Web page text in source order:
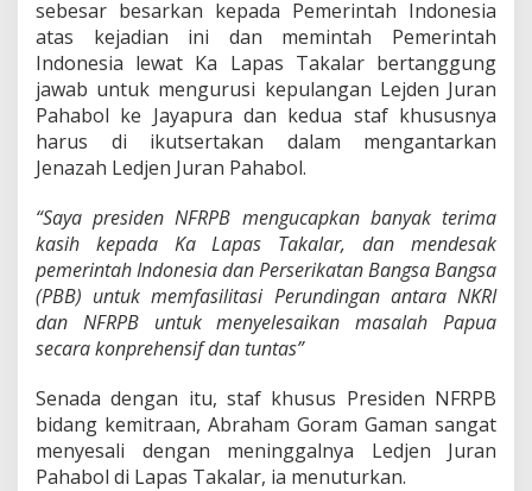
h
m
a
u
l
l
a
h
.
sebesar besarkan kepada Pemerintah Indonesia
atas kejadian ini dan memintah Pemerintah
Indonesia lewat Ka Lapas Takalar bertanggung
jawab untuk mengurusi kepulangan Lejden Juran
Pahabol ke Jayapura dan kedua staf khususnya
harus di ikutsertakan dalam mengantarkan
Jenazah Ledjen Juran Pahabol.
“Saya presiden NFRPB mengucapkan banyak terima
kasih kepada Ka Lapas Takalar, dan mendesak
pemerintah Indonesia dan Perserikatan Bangsa Bangsa
(PBB) untuk memfasilitasi Perundingan antara NKRI
dan NFRPB untuk menyelesaikan masalah Papua
secara konprehensif dan tuntas”
Senada dengan itu, staf khusus Presiden NFRPB
bidang kemitraan, Abraham Goram Gaman sangat
menyesali dengan meninggalnya Ledjen Juran
Pahabol di Lapas Takalar, ia menuturkan.